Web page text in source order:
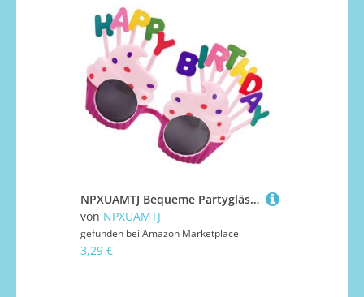
NPXUAMTJ Bequeme Partygläser Für Geburtstagsfeier Und Festivalveranstaltung Mit Tragbarem Design Kuchenform Party Brille
von NPXUAMTJ
gefunden bei Amazon Marketplace
3,29 €